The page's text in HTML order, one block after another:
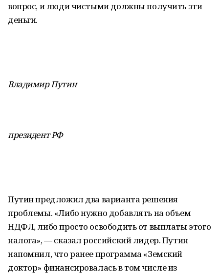
вопрос, и люди чистыми должны получить эти
деньги.
Владимир Путин
президент РФ
Путин предложил два варианта решения
проблемы. «Либо нужно добавлять на объем
НДФЛ, либо просто освободить от выплаты этого
налога», — сказал российский лидер. Путин
напомнил, что ранее программа «Земский
доктор» финансировалась в том числе из